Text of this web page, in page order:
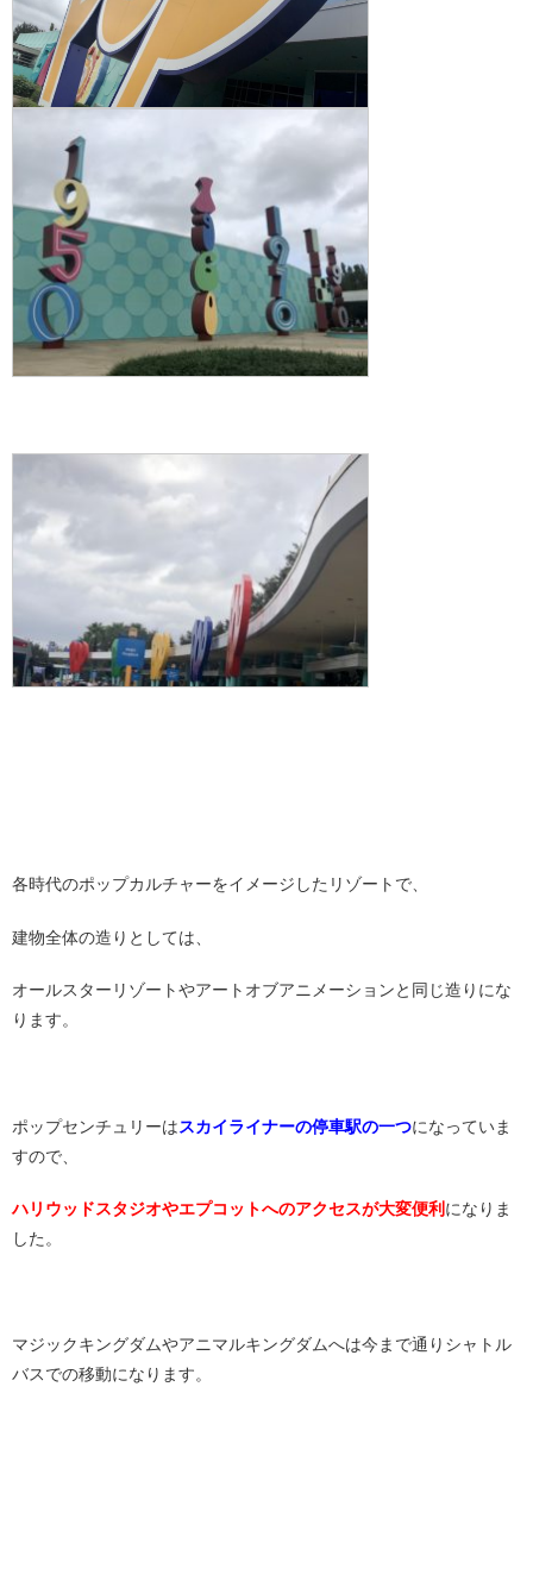
各時代のポップカルチャーをイメージしたリゾートで、
建物全体の造りとしては、
オールスターリゾートやアートオブアニメーションと同じ造りにな
ります。
ポップセンチュリーはスカイライナーの停車駅の一つになっていま
すので、
ハリウッドスタジオやエプコットへのアクセスが大変便利 になりま
した。
マジックキングダムやアニマルキングダムへは今まで通りシャトル
バスでの移動になります。